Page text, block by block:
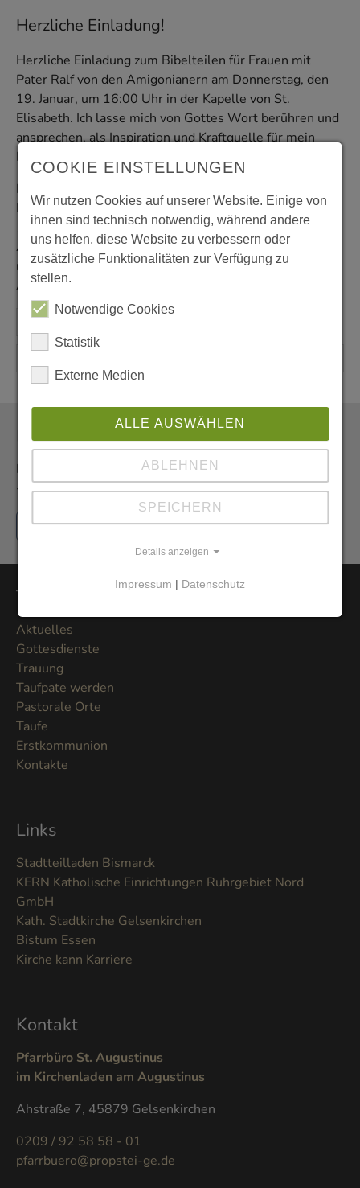
Herzliche Einladung!
Herzliche Einladung zum Bibelteilen für Frauen mit
Pater Ralf von den Amigonianern am Donnerstag, den
19. Januar, um 16:00 Uhr in der Kapelle von St.
Elisabeth. Ich lasse mich von Gottes Wort berühren und
ansprechen, als Inspiration und Kraftquelle für mein
Leben.
Herzliche Einladung zum Bibelteilen für Männer mit
Pater Ralf von den Amigonianern am Donnerstag, den
19. Januar, um 18:30 Uhr in der Kapelle der
Amigonianer, Stallbergshof 1. Das Evangelium wirft in
mir Fragen auf; im gemeinsamen
Austausch darüber, wachse ich in die Antworten hinein.
Newsletter
Erhalten Sie den Newsletter der Pfarrei aus erster Hand
- und vor allem umweltfreundlich als E-Mail.
Jetzt hier anmelden
Themen
Aktuelles
Gottesdienste
Trauung
Taufpate werden
Pastorale Orte
Taufe
Erstkommunion
Kontakte
Links
Stadtteilladen Bismarck
KERN Katholische Einrichtungen Ruhrgebiet Nord
GmbH
Kath. Stadtkirche Gelsenkirchen
Bistum Essen
Kirche kann Karriere
Kontakt
Pfarrbüro St. Augustinus
im Kirchenladen am Augustinus
Ahstraße 7, 45879 Gelsenkirchen
0209 / 92 58 58 - 01
pfarrbuero@propstei-ge.de
COOKIE EINSTELLUNGEN
Wir nutzen Cookies auf unserer Website. Einige von
ihnen sind technisch notwendig, während andere
uns helfen, diese Website zu verbessern oder
zusätzliche Funktionalitäten zur Verfügung zu
stellen.
Notwendige Cookies
Statistik
Externe Medien
ALLE AUSWÄHLEN
ABLEHNEN
SPEICHERN
Details anzeigen
Impressum | Datenschutz